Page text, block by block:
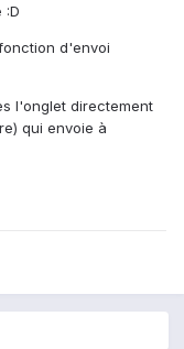
:D
d'envoi
l'onglet directement
qui envoie à